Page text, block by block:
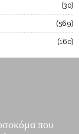
30
569
160
που